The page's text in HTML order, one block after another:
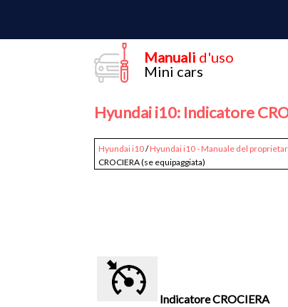
Manuali d'uso
Mini cars
Hyundai i10: Indicatore
Hyundai i10/Hyundai i10 - Manuale del
CROCIERA (se equipaggiata)
Indicatore CROCIERA